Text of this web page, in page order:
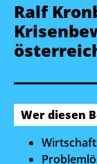
Ralf
Wer diesen